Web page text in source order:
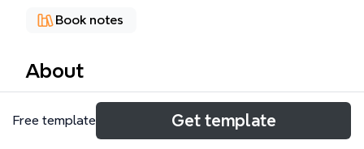
Book notes
About
《第56个教室》思维导图模板基于雷夫·艾斯奎斯的教
育经典《第56号教室的奇迹》制作，包含48个节点，
Free template Get template